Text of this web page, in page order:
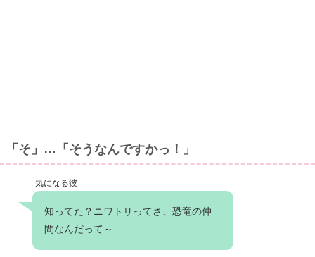
「そ」…「そうなんですかっ！」
気になる彼
知ってた？ニワトリってさ、恐竜の仲
間なんだって～